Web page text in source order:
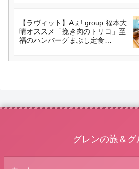
【ラヴィット】Aぇ! group 福本大
晴オススメ「挽き肉のトリコ」至
福のハンバーグまぶし定食
グレンの旅＆グ